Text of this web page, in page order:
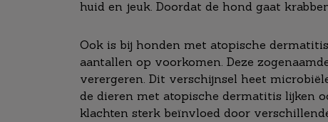
huid en jeuk. Doordat de hond gaat
Ook is bij honden met atopische
aantallen op voorkomen. Deze
verergeren. Dit verschijnsel heet
de dieren met atopische dermatitis lijken
klachten sterk beïnvloed door